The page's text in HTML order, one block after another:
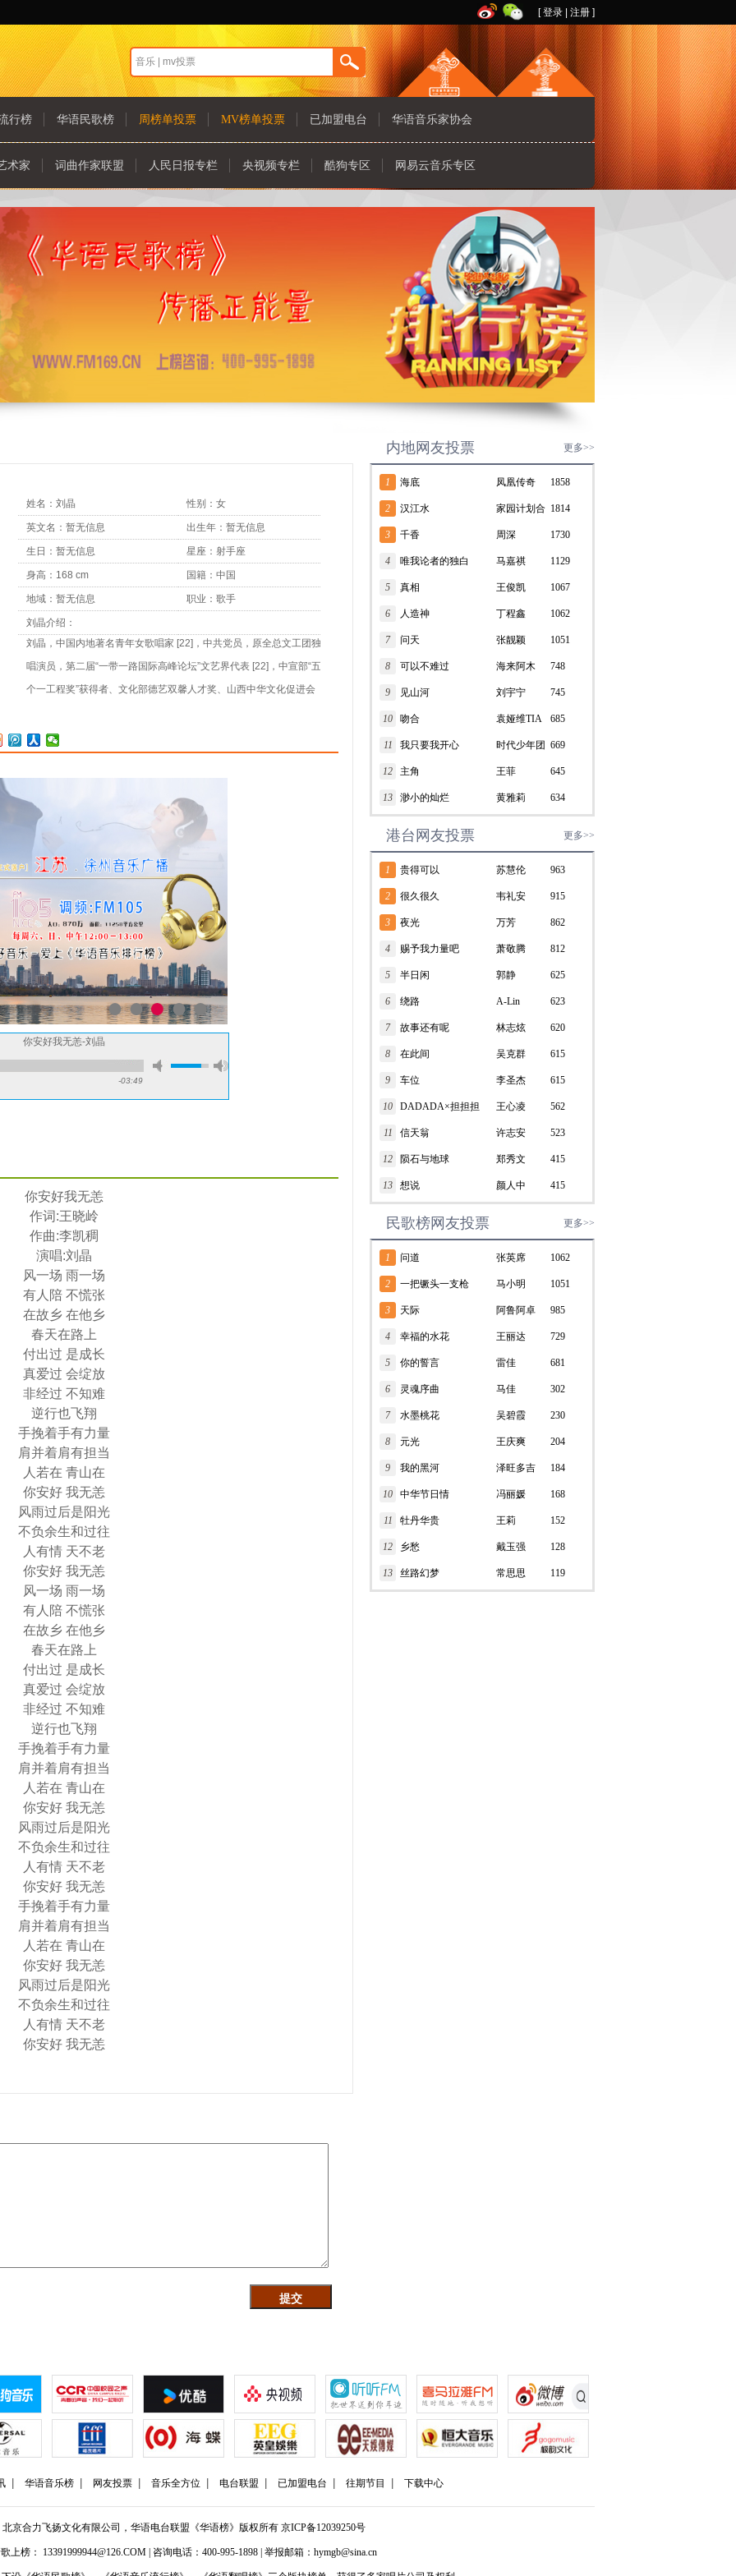
[登录 注册 ]
行榜 华语民歌榜 周榜单投票 MV榜单投票 已加盟电台 华语音乐家协会
术家 词曲作家联盟 人民日报专栏 央视频专栏 酷狗专区 网易云音乐专区
姓名：刘晶 性别：女
英文名：暂无信息 出生年：暂无信息
生日：暂无信息 星座：射手座
身高：168 cm 国籍：中国
地域：暂无信息 职业：歌手
刘晶介绍：
刘晶，中国内地著名青年女歌唱家 [22]，中共党员，原全总文工团独
唱演员，第二届“一带一路国际高峰论坛”文艺界代表 [22]，中宣部“五
个一工程奖”获得者、文化部德艺双馨人才奖、山西中华文化促进会
主任 [32]，丝绸之路城市联盟文化大使 [30]，太原市政协委员 [26]，
授，中国音乐家协会会员，北京音乐家协会会员、山西省青少年基金
会形象大使 [32]，中国文联文艺志愿者，山西
你安好我无恙-刘晶
-03:49
你安好我无恙
作词:王晓岭
作曲:李凯稠
演唱:刘晶
风一场 雨一场
有人陪 不慌张
在故乡 在他乡
春天在路上
付出过 是成长
真爱过 会绽放
非经过 不知难
逆行也飞翔
手挽着手有力量
肩并着肩有担当
人若在 青山在
你安好 我无恙
风雨过后是阳光
不负余生和过往
人有情 天不老
你安好 我无恙
风一场 雨一场
有人陪 不慌张
在故乡 在他乡
春天在路上
付出过 是成长
真爱过 会绽放
非经过 不知难
逆行也飞翔
手挽着手有力量
肩并着肩有担当
人若在 青山在
你安好 我无恙
风雨过后是阳光
不负余生和过往
人有情 天不老
你安好 我无恙
手挽着手有力量
肩并着肩有担当
人若在 青山在
你安好 我无恙
风雨过后是阳光
不负余生和过往
人有情 天不老
你安好 我无恙
内地网友投票 更多>>
1 海底 凤凰传奇 1858
2 汉江水 家园计划合
唱团
1814
3 千香 周深 1730
4 唯我论者的独白 马嘉祺 1129
5 真相 王俊凯 1067
6 人造神 丁程鑫 1062
7 问天 张靓颖 1051
8 可以不难过 海来阿木 748
9 见山河 刘宇宁 745
10 吻合 袁娅维TIA
RAY/张远
685
11 我只要我开心 时代少年团 669
12 主角 王菲 645
13 渺小的灿烂 黄雅莉 634
港台网友投票 更多>>
1 贵得可以 苏慧伦 963
2 很久很久 韦礼安 915
3 夜光 万芳 862
4 赐予我力量吧 萧敬腾 812
5 半日闲 郭静 625
6 绕路 A-Lin 623
7 故事还有呢 林志炫 620
8 在此间 吴克群 615
9 车位 李圣杰 615
10 DADADA×担担担 王心凌 562
11 信天翁 许志安 523
12 陨石与地球 郑秀文 415
13 想说 颜人中 415
民歌榜网友投票 更多>>
1 问道 张英席 1062
2 一把镢头一支枪 马小明 1051
3 天际 阿鲁阿卓 985
4 幸福的水花 王丽达 729
5 你的誓言 雷佳 681
6 灵魂序曲 马佳 302
7 水墨桃花 吴碧霞 230
8 元光 王庆爽 204
9 我的黑河 泽旺多吉 184
10 中华节日情 冯丽媛 168
11 牡丹华贵 王莉 152
12 乡愁 戴玉强 128
13 丝路幻梦 常思思 119
华语音乐榜 网友投票 音乐全方位 电台联盟 已加盟电台 往期节目 下载中心
北京合力飞扬文化有限公司，华语电台联盟《华语榜》版权所有 京ICP备12039250号
上榜： 13391999944@126.COM | 咨询电话：400-995-1898 | 举报邮箱：hymgb@sina.cn